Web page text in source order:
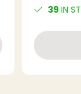
39 IN